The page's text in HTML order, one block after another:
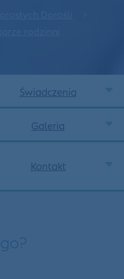
Świadczenia
Galeria
Kontakt